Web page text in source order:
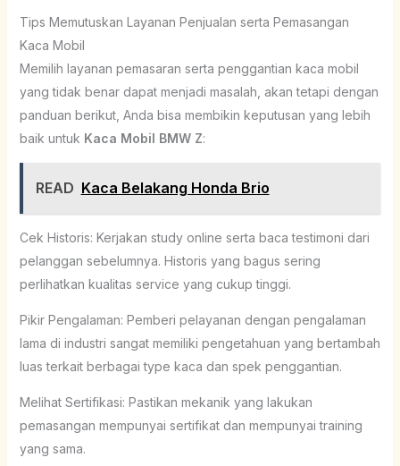
Tips Memutuskan Layanan Penjualan serta Pemasangan
Kaca Mobil
Memilih layanan pemasaran serta penggantian kaca mobil
yang tidak benar dapat menjadi masalah, akan tetapi dengan
panduan berikut, Anda bisa membikin keputusan yang lebih
baik untuk Kaca Mobil BMW Z:
READ Kaca Belakang Honda Brio
Cek Historis: Kerjakan study online serta baca testimoni dari
pelanggan sebelumnya. Historis yang bagus sering
perlihatkan kualitas service yang cukup tinggi.
Pikir Pengalaman: Pemberi pelayanan dengan pengalaman
lama di industri sangat memiliki pengetahuan yang bertambah
luas terkait berbagai type kaca dan spek penggantian.
Melihat Sertifikasi: Pastikan mekanik yang lakukan
pemasangan mempunyai sertifikat dan mempunyai training
yang sama.